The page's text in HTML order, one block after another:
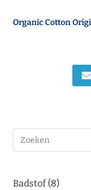
Organic Cotton
Badstof 8